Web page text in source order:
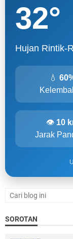
32°
Hujan Rintik-
💧
👁 10
Jarak
SOROTAN